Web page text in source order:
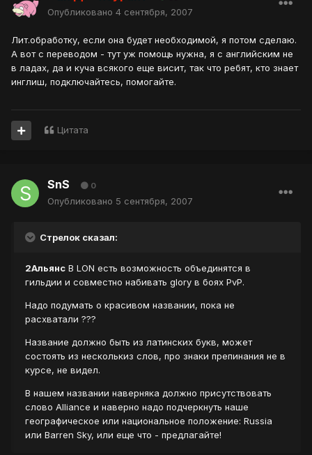
Опубликовано 4 сентября, 2007
Лит.обработку, если она будет необходимой, я потом сделаю.
А вот с переводом - тут уж помощь нужна, я с английским не
в ладах, да и куча всякого еще висит, так что ребят, кто знает
инглиш, подключайтесь, помогайте.
Цитата
SnS 0
Опубликовано 5 сентября, 2007
Стрелок сказал:
2Альянс В LON есть возможность объединятся в
гильдии и совместно набивать glory в боях PvP.
Надо подумать о красивом названии, пока не
расхватали ???
Название должно быть из латинских букв, может
состоять из несколькиз слов, про знаки препинания не в
курсе, не видел.
В нашем названии наверняка должно присутствовать
слово Alliance и наверно надо подчеркнуть наше
географическое или национальное положение: Russia
или Barren Sky, или еще что - предлагайте!